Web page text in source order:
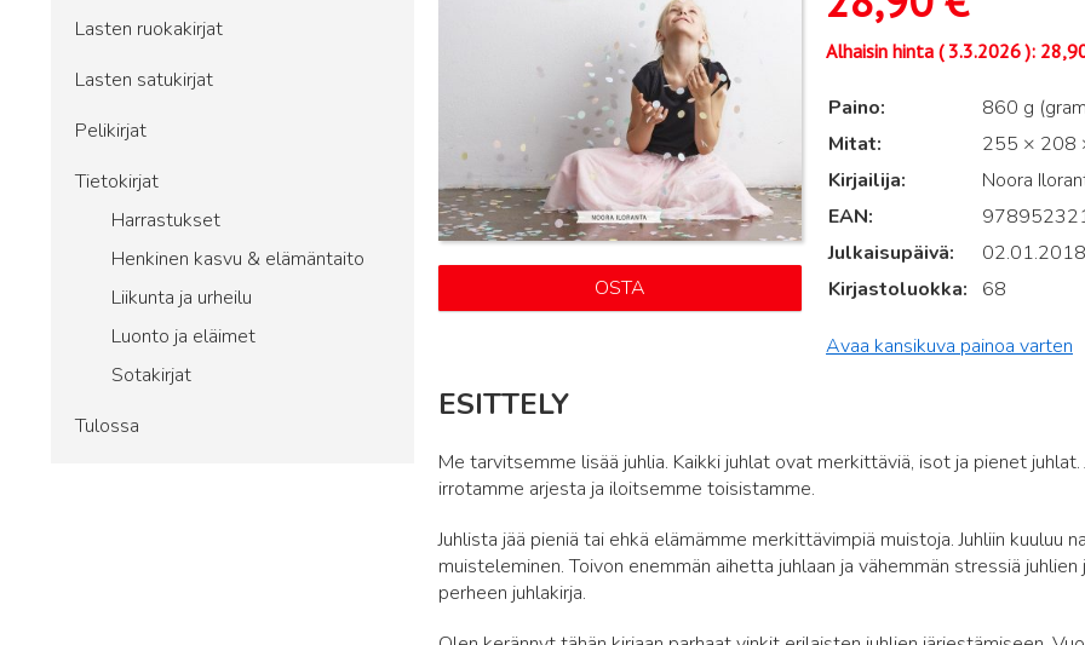
Lasten ruokakirjat
Lasten satukirjat
Pelikirjat
Tietokirjat
Harrastukset
Henkinen kasvu & elämäntaito
Liikunta ja urheilu
Luonto ja eläimet
Sotakirjat
Tulossa
OSTA
Alhaisin hinta (3.3.2026):
Paino
860 g
Mitat
255 × 208
Kirjailija
Noora
EAN
Julkaisupäivä
02.01.2018
Kirjastoluokka
68
Avaa kansikuva painoa varten
ESITTELY
Me tarvitsemme lisää juhlia. Kaikki juhlat ovat merkittäviä, isot ja pienet
irrotamme arjesta ja iloitsemme toisistamme.
Juhlista jää pieniä tai ehkä elämämme merkittävimpiä muistoja. Juhliin kuuluu
muisteleminen. Toivon enemmän aihetta juhlaan ja vähemmän stressiä
perheen juhlakirja.